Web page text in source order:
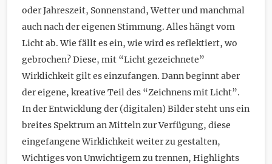
oder Jahreszeit, Sonnenstand, Wetter und manchmal
auch nach der eigenen Stimmung. Alles hängt vom
Licht ab. Wie fällt es ein, wie wird es reflektiert, wo
gebrochen? Diese, mit “Licht gezeichnete”
Wirklichkeit gilt es einzufangen. Dann beginnt aber
der eigene, kreative Teil des “Zeichnens mit Licht”.
In der Entwicklung der (digitalen) Bilder steht uns ein
breites Spektrum an Mitteln zur Verfügung, diese
eingefangene Wirklichkeit weiter zu gestalten,
Wichtiges von Unwichtigem zu trennen, Highlights